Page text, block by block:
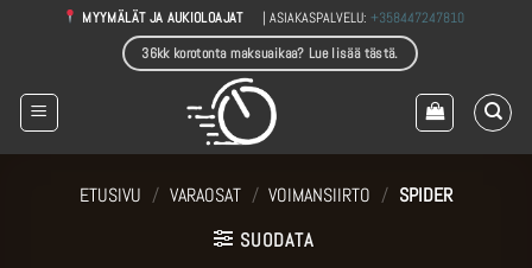
MYYMÄLÄT JA AUKIOLOAJAT | ASIAKASPALVELU:+358447247810
36kk korotonta maksuaikaa? Lue lisää tästä.
ETUSIVU / VARAOSAT / VOIMANSIIRTO / SPIDER
SUODATA